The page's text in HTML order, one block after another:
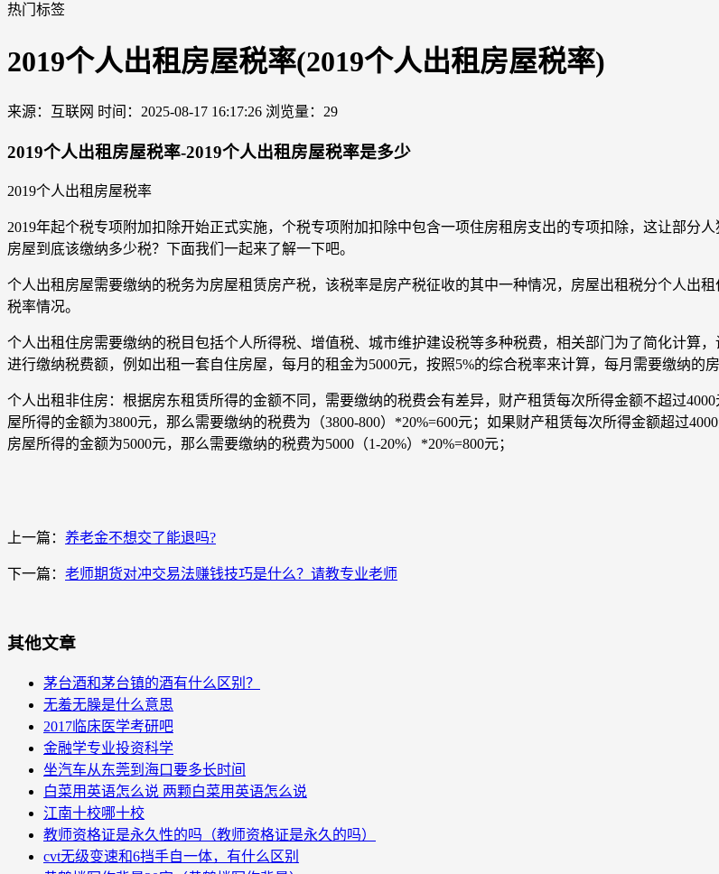
热门标签
2019个人出租房屋税率(2019个人出租房屋税率)
来源：互联网 时间：2025-08-17 16:17:26 浏览量：29
2019个人出租房屋税率-2019个人出租房屋税率是多少
2019个人出租房屋税率
2019年起个税专项附加扣除开始正式实施，个税专项附加扣除中包含一项住房租房支出的专项扣除，这让部分
房屋到底该缴纳多少税？下面我们一起来了解一下吧。
个人出租房屋需要缴纳的税务为房屋租赁房产税，该税率是房产税征收的其中一种情况，房屋出租税分个人出
税率情况。
个人出租住房需要缴纳的税目包括个人所得税、增值税、城市维护建设税等多种税费，相关部门为了简化计算
进行缴纳税费额，例如出租一套自住房屋，每月的租金为5000元，按照5%的综合税率来计算，每月需要缴纳的房
个人出租非住房：根据房东租赁所得的金额不同，需要缴纳的税费会有差异，财产租赁每次所得金额不超过
屋所得的金额为3800元，那么需要缴纳的税费为（3800-800）*20%=600元；如果财产租赁每次所得金额超过
房屋所得的金额为5000元，那么需要缴纳的税费为5000（1-20%）*20%=800元；
上一篇： 养老金不想交了能退吗?
下一篇： 老师期货对冲交易法赚钱技巧是什么？请教专业老师
其他文章
茅台酒和茅台镇的酒有什么区别？
无羞无臊是什么意思
2017临床医学考研吧
金融学专业投资科学
坐汽车从东莞到海口要多长时间
白菜用英语怎么说 两颗白菜用英语怎么说
江南十校哪十校
教师资格证是永久性的吗（教师资格证是永久的吗）
cvt无级变速和6挡手自一体，有什么区别